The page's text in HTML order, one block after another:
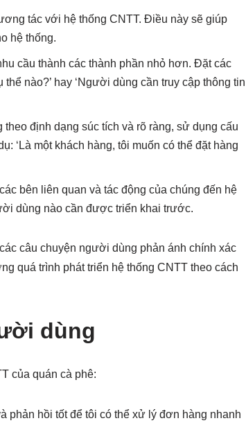
tác với hệ thống CNTT. Điều này sẽ giúp
hệ thống.
cầu thành các thành phần nhỏ hơn. Đặt các
nào?’ hay ‘Người dùng cần truy cập thông tin
định dạng súc tích và rõ ràng, sử dụng cấu
‘Là một khách hàng, tôi muốn có thể đặt hàng
bên liên quan và tác động của chúng đến hệ
dùng nào cần được triển khai trước.
câu chuyện người dùng phản ánh chính xác
quá trình phát triển hệ thống CNTT theo cách
dùng
của quán cà phê:
phản hồi tốt để tôi có thể xử lý đơn hàng nhanh